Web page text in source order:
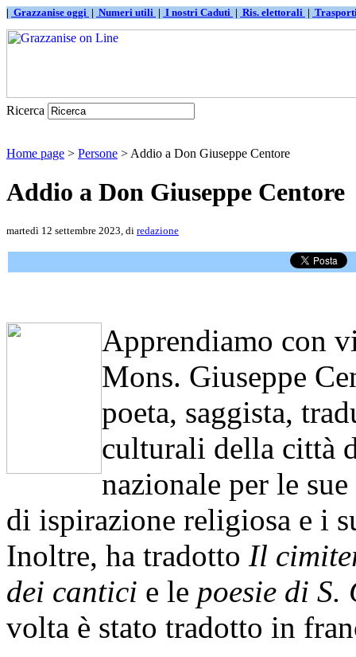
| Grazzanise oggi | Numeri utili | I nostri Caduti | Ris. elettorali |
Ricerca
Home page > Persone > Addio a Don Giuseppe Centore
Addio a Don Giuseppe Centore
martedì 12 settembre 2023, di redazione
Apprendiamo con
Mons. Giuseppe
poeta, saggista,
culturali della città
nazionale per le
di ispirazione religiosa e i
Inoltre, ha tradotto Il
dei cantici e le poesie di
volta è stato tradotto in